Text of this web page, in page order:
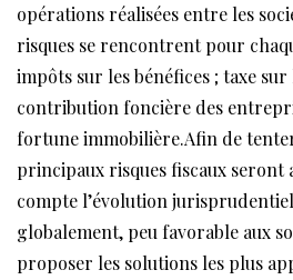
opérations réalisées entre les
risques se rencontrent pour
impôts sur les bénéfices ; taxe
contribution foncière des
fortune immobilière.Afin de
principaux risques fiscaux seront
compte l’évolution
globalement, peu favorable aux
proposer les solutions les plus